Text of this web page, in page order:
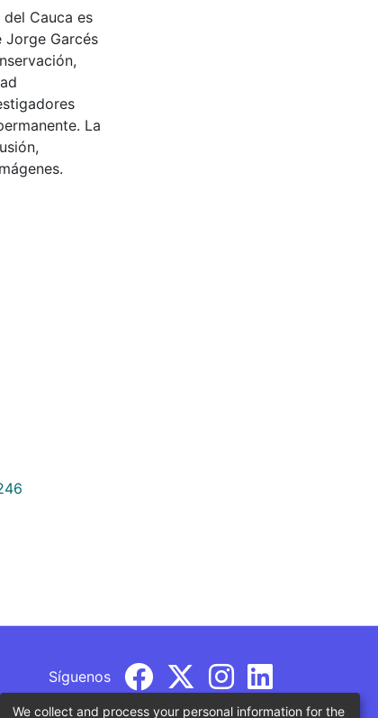
Cauca es
Jorge Garcés
La
Síguenos
We collect and process your personal information for the